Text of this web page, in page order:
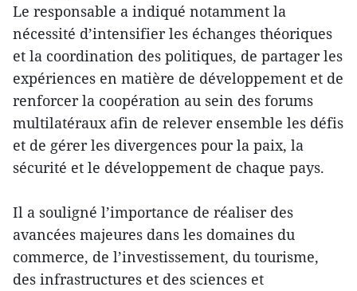
Le responsable a indiqué notamment la
nécessité d’intensifier les échanges théoriques
et la coordination des politiques, de partager les
expériences en matière de développement et de
renforcer la coopération au sein des forums
multilatéraux afin de relever ensemble les défis
et de gérer les divergences pour la paix, la
sécurité et le développement de chaque pays.
Il a souligné l’importance de réaliser des
avancées majeures dans les domaines du
commerce, de l’investissement, du tourisme,
des infrastructures et des sciences et